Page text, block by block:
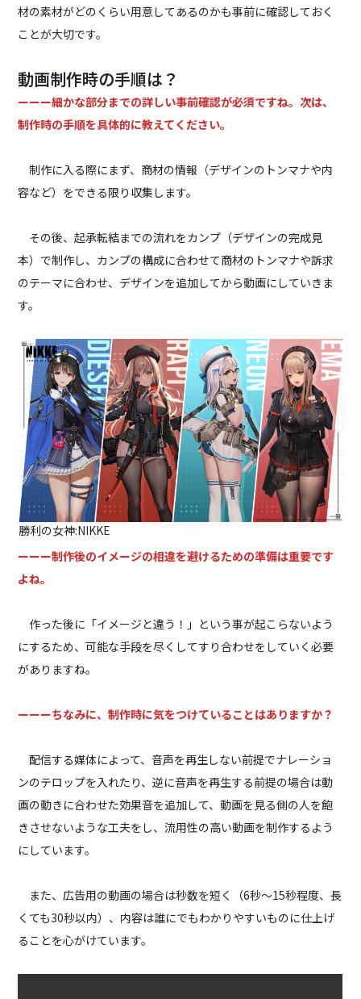
材の素材がどのくらい用意してあるのかも事前に確認しておく
ことが大切です。
動画制作時の手順は？
ーーー細かな部分までの詳しい事前確認が必須ですね。次は、
制作時の手順を具体的に教えてください。
制作に入る際にまず、商材の情報（デザインのトンマナや内
容など）をできる限り収集します。
その後、起承転結までの流れをカンプ（デザインの完成見
本）で制作し、カンプの構成に合わせて商材のトンマナや訴求
のテーマに合わせ、デザインを追加してから動画にしていきま
す。
勝利の女神:NIKKE
ーーー制作後のイメージの相違を避けるための準備は重要です
よね。
作った後に「イメージと違う！」という事が起こらないよう
にするため、可能な手段を尽くしてすり合わせをしていく必要
がありますね。
ーーーちなみに、制作時に気をつけていることはありますか？
配信する媒体によって、音声を再生しない前提でナレーショ
ンのテロップを入れたり、逆に音声を再生する前提の場合は動
画の動きに合わせた効果音を追加して、動画を見る側の人を飽
きさせないような工夫をし、流用性の高い動画を制作するよう
にしています。
また、広告用の動画の場合は秒数を短く（6秒〜15秒程度、長
くても30秒以内）、内容は誰にでもわかりやすいものに仕上げ
ることを心がけています。